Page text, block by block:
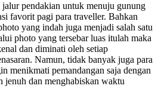
pendakian untuk menuju gunung
favorit pagi para traveller. Bahkan
yang indah juga menjadi salah satu
photo yang tersebar luas itulah maka
dan diminati oleh setiap
Namun, tidak banyak juga para
menikmati pemandangan saja dengan
jenuh dan menghabiskan waktu